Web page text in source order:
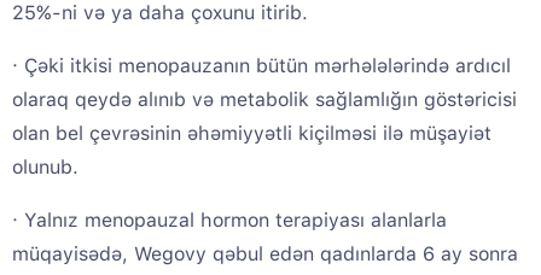
25%-ni və ya daha çoxunu itirib.
· Çəki itkisi menopauzanın bütün mərhələlərində ardıcıl
olaraq qeydə alınıb və metabolik sağlamlığın göstəricisi
olan bel çevrəsinin əhəmiyyətli kiçilməsi ilə müşayiət
olunub.
· Yalnız menopauzal hormon terapiyası alanlarla
müqayisədə, Wegovy qəbul edən qadınlarda 6 ay sonra